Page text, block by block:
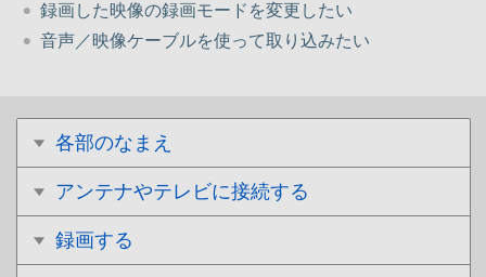
各部のなまえ
アンテナやテレビに接続する
録画する
録画した映像の録画モードを変更したい
音声／映像ケーブルを使って取り込みたい